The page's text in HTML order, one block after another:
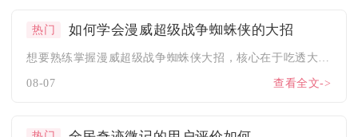
热门 如何学会漫威超级战争蜘蛛侠的大招
08-07 查看全文->